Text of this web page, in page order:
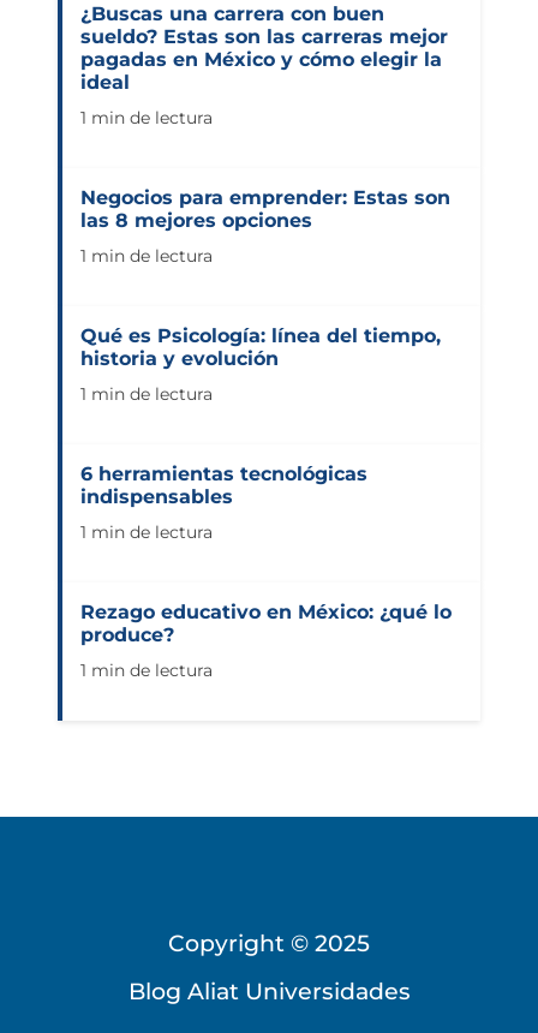
¿Buscas una carrera con buen
sueldo? Estas son las carreras mejor
pagadas en México y cómo elegir la
ideal
1 min de lectura
Negocios para emprender: Estas son
las 8 mejores opciones
1 min de lectura
Qué es Psicología: línea del tiempo,
historia y evolución
1 min de lectura
6 herramientas tecnológicas
indispensables
1 min de lectura
Rezago educativo en México: ¿qué lo
produce?
1 min de lectura
Copyright © 2025
Blog Aliat Universidades